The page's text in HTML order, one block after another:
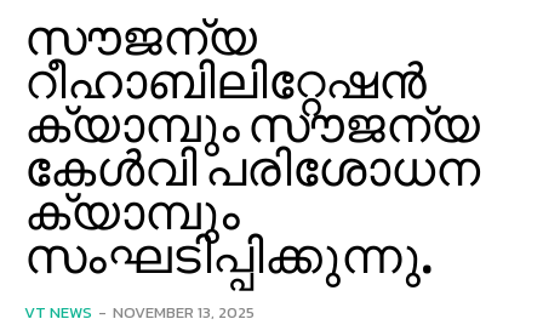
സൗജന്യ
റീഹാബിലിറ്റേഷൻ
ക്യാമ്പും സൗജന്യ
കേൾവി പരിശോധന
ക്യാമ്പും
സംഘടിപ്പിക്കുന്നു.
VT NEWS - NOVEMBER 13, 2025